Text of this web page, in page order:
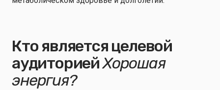
Кто является целевой
аудиториейХорошая
энергия?